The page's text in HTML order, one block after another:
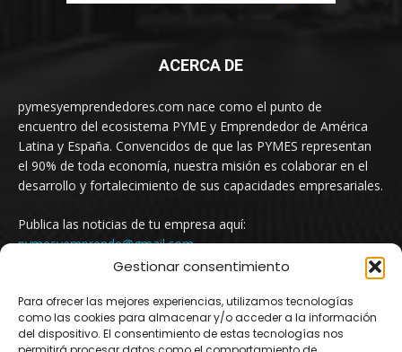
Gestionar consentimiento
Para ofrecer las mejores experiencias, utilizamos tecnologías
como las cookies para almacenar y/o acceder a la información
del dispositivo. El consentimiento de estas tecnologías nos
ACERCA DE
pymesyemprendedores.com nace como el punto de
encuentro del ecosistema PYME y Emprendedor de América
Latina y España. Convencidos de que las PYMES representan
el 90% de toda economía, nuestra misión es colaborar en el
desarrollo y fortalecimiento de sus capacidades empresariales.
Publica las noticias de tu empresa aquí:
pymesyemprende@gmail.com
SÍGUENOS